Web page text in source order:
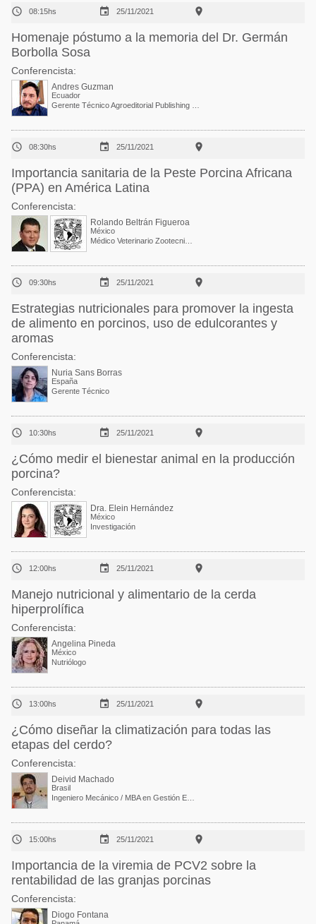
 08:15hs  25/11/2021 
Homenaje póstumo a la memoria del Dr. Germán
Borbolla Sosa
Conferencista:
Andres Guzman
Ecuador
 08:30hs  25/11/2021 
Importancia sanitaria de la Peste Porcina Africana
(PPA) en América Latina
Conferencista:
Rolando Beltrán Figueroa
México
 09:30hs  25/11/2021 
Estrategias nutricionales para promover la ingesta
de alimento en porcinos, uso de edulcorantes y
aromas
Conferencista:
Nuria Sans Borras
España
Gerente Técnico
 10:30hs  25/11/2021 
¿Cómo medir el bienestar animal en la producción
porcina?
Conferencista:
Dra. Elein Hernández
México
Investigación
 12:00hs  25/11/2021 
Manejo nutricional y alimentario de la cerda
hiperprolífica
Conferencista:
Angelina Pineda
México
Nutriólogo
 13:00hs  25/11/2021 
¿Cómo diseñar la climatización para todas las
etapas del cerdo?
Conferencista:
Deivid Machado
Brasil
 15:00hs  25/11/2021 
Importancia de la viremia de PCV2 sobre la
rentabilidad de las granjas porcinas
Conferencista:
Diogo Fontana